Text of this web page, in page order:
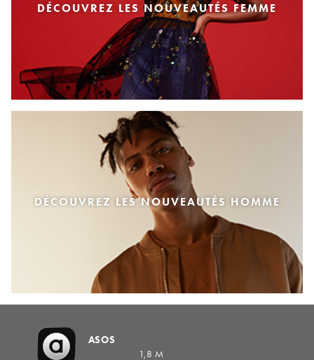
DÉCOUVREZ LES NOUVEAUTÉS FEMME
DÉCOUVREZ LES NOUVEAUTÉS HOMME
ASOS
1,8 M